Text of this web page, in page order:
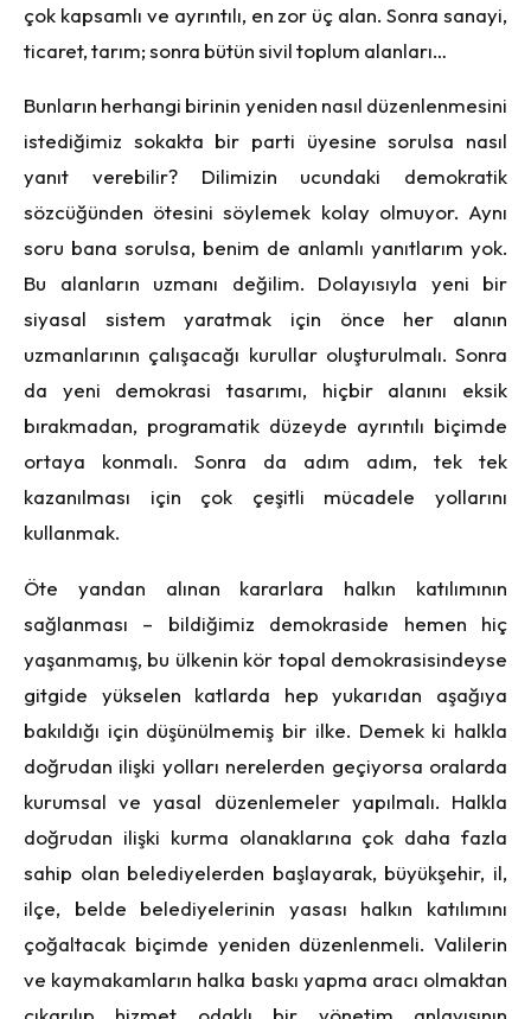
çok kapsamlı ve ayrıntılı, en zor üç alan. Sonra sanayi,
ticaret, tarım; sonra bütün sivil toplum alanları…
Bunların herhangi birinin yeniden nasıl düzenlenmesini
istediğimiz sokakta bir parti üyesine sorulsa nasıl
yanıt verebilir? Dilimizin ucundaki demokratik
sözcüğünden ötesini söylemek kolay olmuyor. Aynı
soru bana sorulsa, benim de anlamlı yanıtlarım yok.
Bu alanların uzmanı değilim. Dolayısıyla yeni bir
siyasal sistem yaratmak için önce her alanın
uzmanlarının çalışacağı kurullar oluşturulmalı. Sonra
da yeni demokrasi tasarımı, hiçbir alanını eksik
bırakmadan, programatik düzeyde ayrıntılı biçimde
ortaya konmalı. Sonra da adım adım, tek tek
kazanılması için çok çeşitli mücadele yollarını
kullanmak.
Öte yandan alınan kararlara halkın katılımının
sağlanması – bildiğimiz demokraside hemen hiç
yaşanmamış, bu ülkenin kör topal demokrasisindeyse
gitgide yükselen katlarda hep yukarıdan aşağıya
bakıldığı için düşünülmemiş bir ilke. Demek ki halkla
doğrudan ilişki yolları nerelerden geçiyorsa oralarda
kurumsal ve yasal düzenlemeler yapılmalı. Halkla
doğrudan ilişki kurma olanaklarına çok daha fazla
sahip olan belediyelerden başlayarak, büyükşehir, il,
ilçe, belde belediyelerinin yasası halkın katılımını
çoğaltacak biçimde yeniden düzenlenmeli. Valilerin
ve kaymakamların halka baskı yapma aracı olmaktan